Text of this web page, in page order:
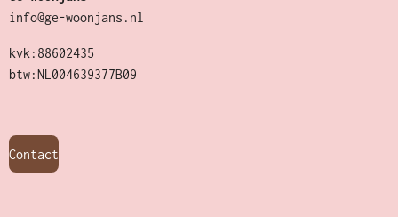
info@ge-woonjans.nl
kvk:88602435
btw:NL004639377B09
Contact